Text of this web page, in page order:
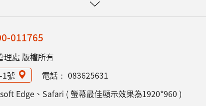
011765
理處 版權所有
1號 電話： 083625631
Edge、Safari ( 螢幕最佳顯示效果為1920*960 )